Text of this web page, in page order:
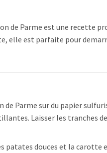
de Parme est une recette
elle est parfaite pour
Parme sur du papier
Laisser les tranches
patates douces et la